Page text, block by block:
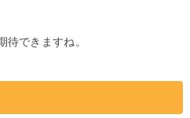
できますね。